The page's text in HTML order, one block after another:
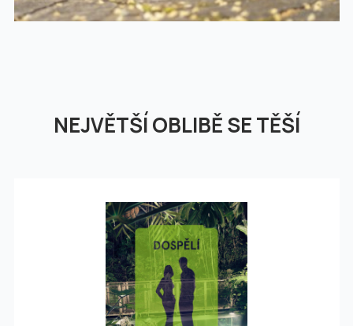
NEJVĚTŠÍ OBLIBĚ SE TĚŠÍ